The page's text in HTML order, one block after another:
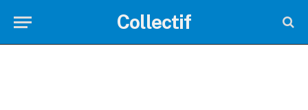
Collectif